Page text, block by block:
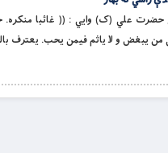
حضرت علي (ک) وايي : (( غائبا منكره.
من يبغض و لا ياثم فيمن يحب. يعترف